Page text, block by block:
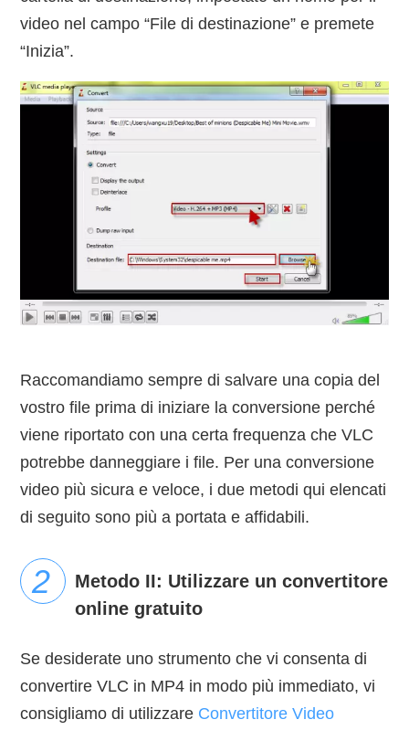
video nel campo “File di destinazione” e premete
“Inizia”.
Raccomandiamo sempre di salvare una copia del
vostro file prima di iniziare la conversione perché
viene riportato con una certa frequenza che VLC
potrebbe danneggiare i file. Per una conversione
video più sicura e veloce, i due metodi qui elencati
di seguito sono più a portata e affidabili.
Metodo II: Utilizzare un convertitore
online gratuito
Se desiderate uno strumento che vi consenta di
convertire VLC in MP4 in modo più immediato, vi
consigliamo di utilizzare Convertitore Video